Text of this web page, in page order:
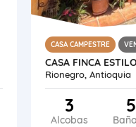
CASA CAMPESTRE
CASA FINCA
Rionegro, Antioquia
3
Alcobas
5